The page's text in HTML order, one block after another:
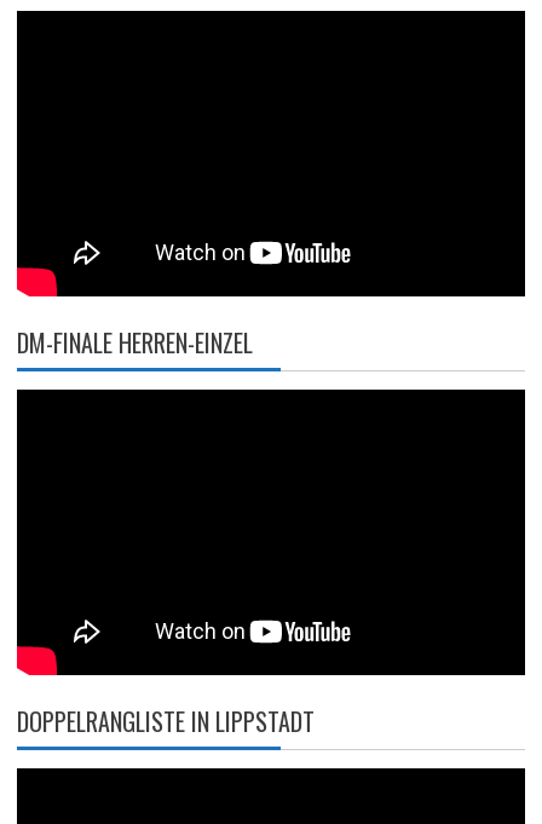
DM-FINALE HERREN-EINZEL
DOPPELRANGLISTE IN LIPPSTADT